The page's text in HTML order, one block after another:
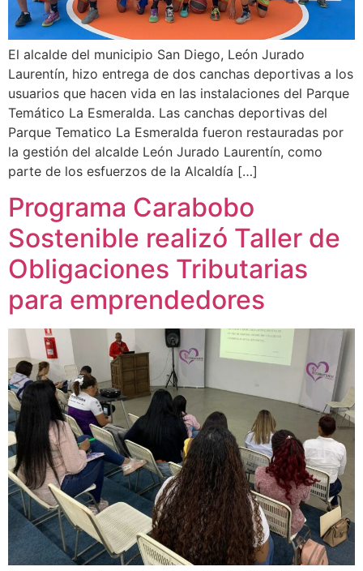
El alcalde del municipio San Diego, León Jurado
Laurentín, hizo entrega de dos canchas deportivas a los
usuarios que hacen vida en las instalaciones del Parque
Temático La Esmeralda. Las canchas deportivas del
Parque Tematico La Esmeralda fueron restauradas por
la gestión del alcalde León Jurado Laurentín, como
parte de los esfuerzos de la Alcaldía […]
Programa Carabobo
Sostenible realizó Taller de
Obligaciones Tributarias
para emprendedores